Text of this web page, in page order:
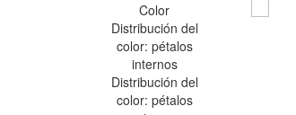
Color
Distribución del
color: pétalos
internos
Distribución del
color: pétalos